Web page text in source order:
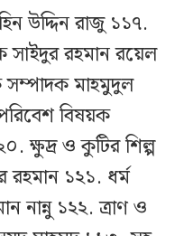
উদ্দিন রাজু ১১৭.
সাইদুর রহমান রয়েল
মাহমুদুল
বিষয়ক
ও কুটির শিল্প
১২১. ধর্ম
নান্নু ১২২. ত্রাণ ও